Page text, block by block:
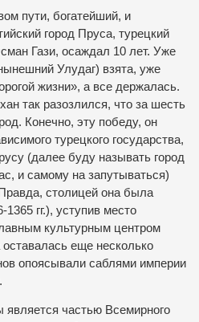
пути, богатейший, и
город Пруса, турецкий
Гази, осаждал 10 лет. Уже
Улудаг) взята, уже
жизни», а все держалась.
так разозлился, что за шесть
Конечно, эту победу, он
турецкого государства,
(далее буду называть город
и самому на запутываться)
столицей она была
1365 гг.), уступив место
культурным центром
еще несколько
опоясывали саблями империи
является частью Всемирного